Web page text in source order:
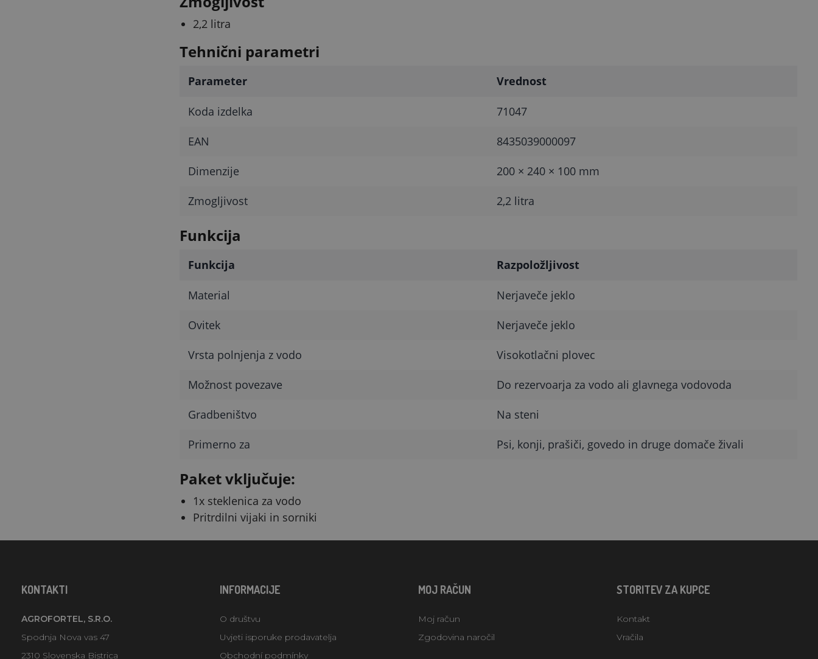
2,2 litra
Tehnični parametri
Parameter Vrednost
Koda izdelka 71047
EAN 8435039000097
Dimenzije 200 × 240 × 100 mm
Zmogljivost 2,2 litra
Funkcija
Funkcija Razpoložljivost
Material Nerjaveče jeklo
Ovitek Nerjaveče jeklo
Vrsta polnjenja z vodo Visokotlačni plovec
Možnost povezave Do rezervoarja za vodo ali glavnega vodovoda
Gradbeništvo Na steni
Primerno za Psi, konji, prašiči, govedo in druge domače živali
Paket vključuje:
1x steklenica za vodo
Pritrdilni vijaki in sorniki
KONTAKTI
AGROFORTEL, S.R.O.
Spodnja Nova vas 47
2310 Slovenska Bistrica
INFORMACIJE
O društvu
Uvjeti isporuke prodavatelja
Obchodní podmínky
MOJ RAČUN
Moj račun
Zgodovina naročil
STORITEV ZA KUPCE
Kontakt
Vračila